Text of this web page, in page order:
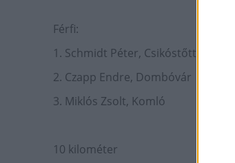
Férfi:
1. Schmidt Péter, Csikóstőttős
2. Czapp Endre, Dombóvár
3. Miklós Zsolt, Komló
10 kilométer